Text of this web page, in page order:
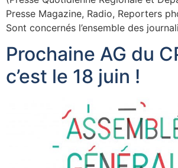
Presse Magazine, Radio, Reporters
Sont concernés l’ensemble des
Prochaine AG du
c’est le 18 juin !